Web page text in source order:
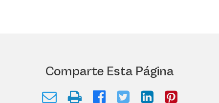
Comparte Esta Página